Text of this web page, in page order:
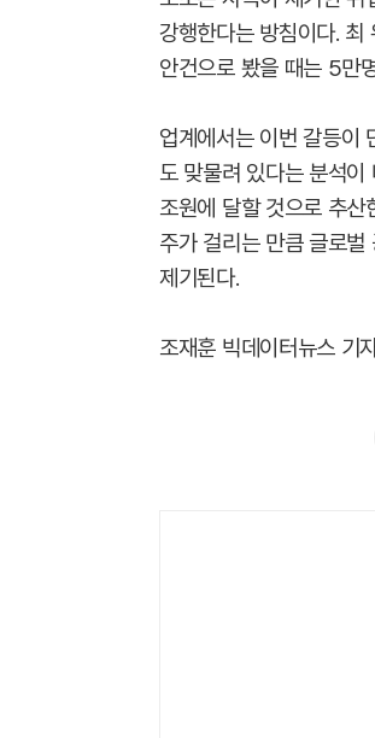
강행한다는 방침이다.
안건으로 봤을 때는 5만
업계에서는 이번 갈등이
도 맞물려 있다는 분석
조원에 달할 것으로 추
주가 걸리는 만큼 글로
제기된다.
조재훈 빅데이터뉴스